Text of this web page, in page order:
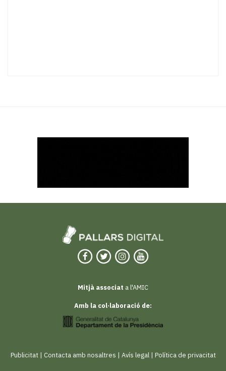
Mitjà associat a l'AMIC
Amb la col·laboració de:
Publicitat| Contacta amb nosaltres | Avís legal| Política de privacitat